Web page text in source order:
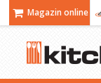
Magazin online